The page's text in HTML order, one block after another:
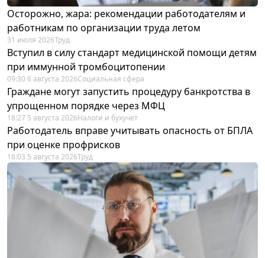
Осторожно, жара: рекомендации работодателям и
работникам по организации труда летом
31 июля 2026Труд
Вступил в силу стандарт медицинской помощи детям
при иммунной тромбоцитопении
09:30 6 августа 2026Социальная сфера
Граждане могут запустить процедуру банкротства в
упрощенном порядке через МФЦ
18:27 5 августа 2026Налоги и бухучет
Работодатель вправе учитывать опасность от БПЛА
при оценке профрисков
18:03 5 августа 2026Труд